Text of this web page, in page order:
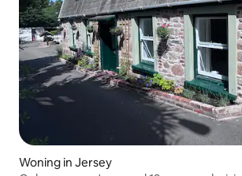
Woning in Jersey